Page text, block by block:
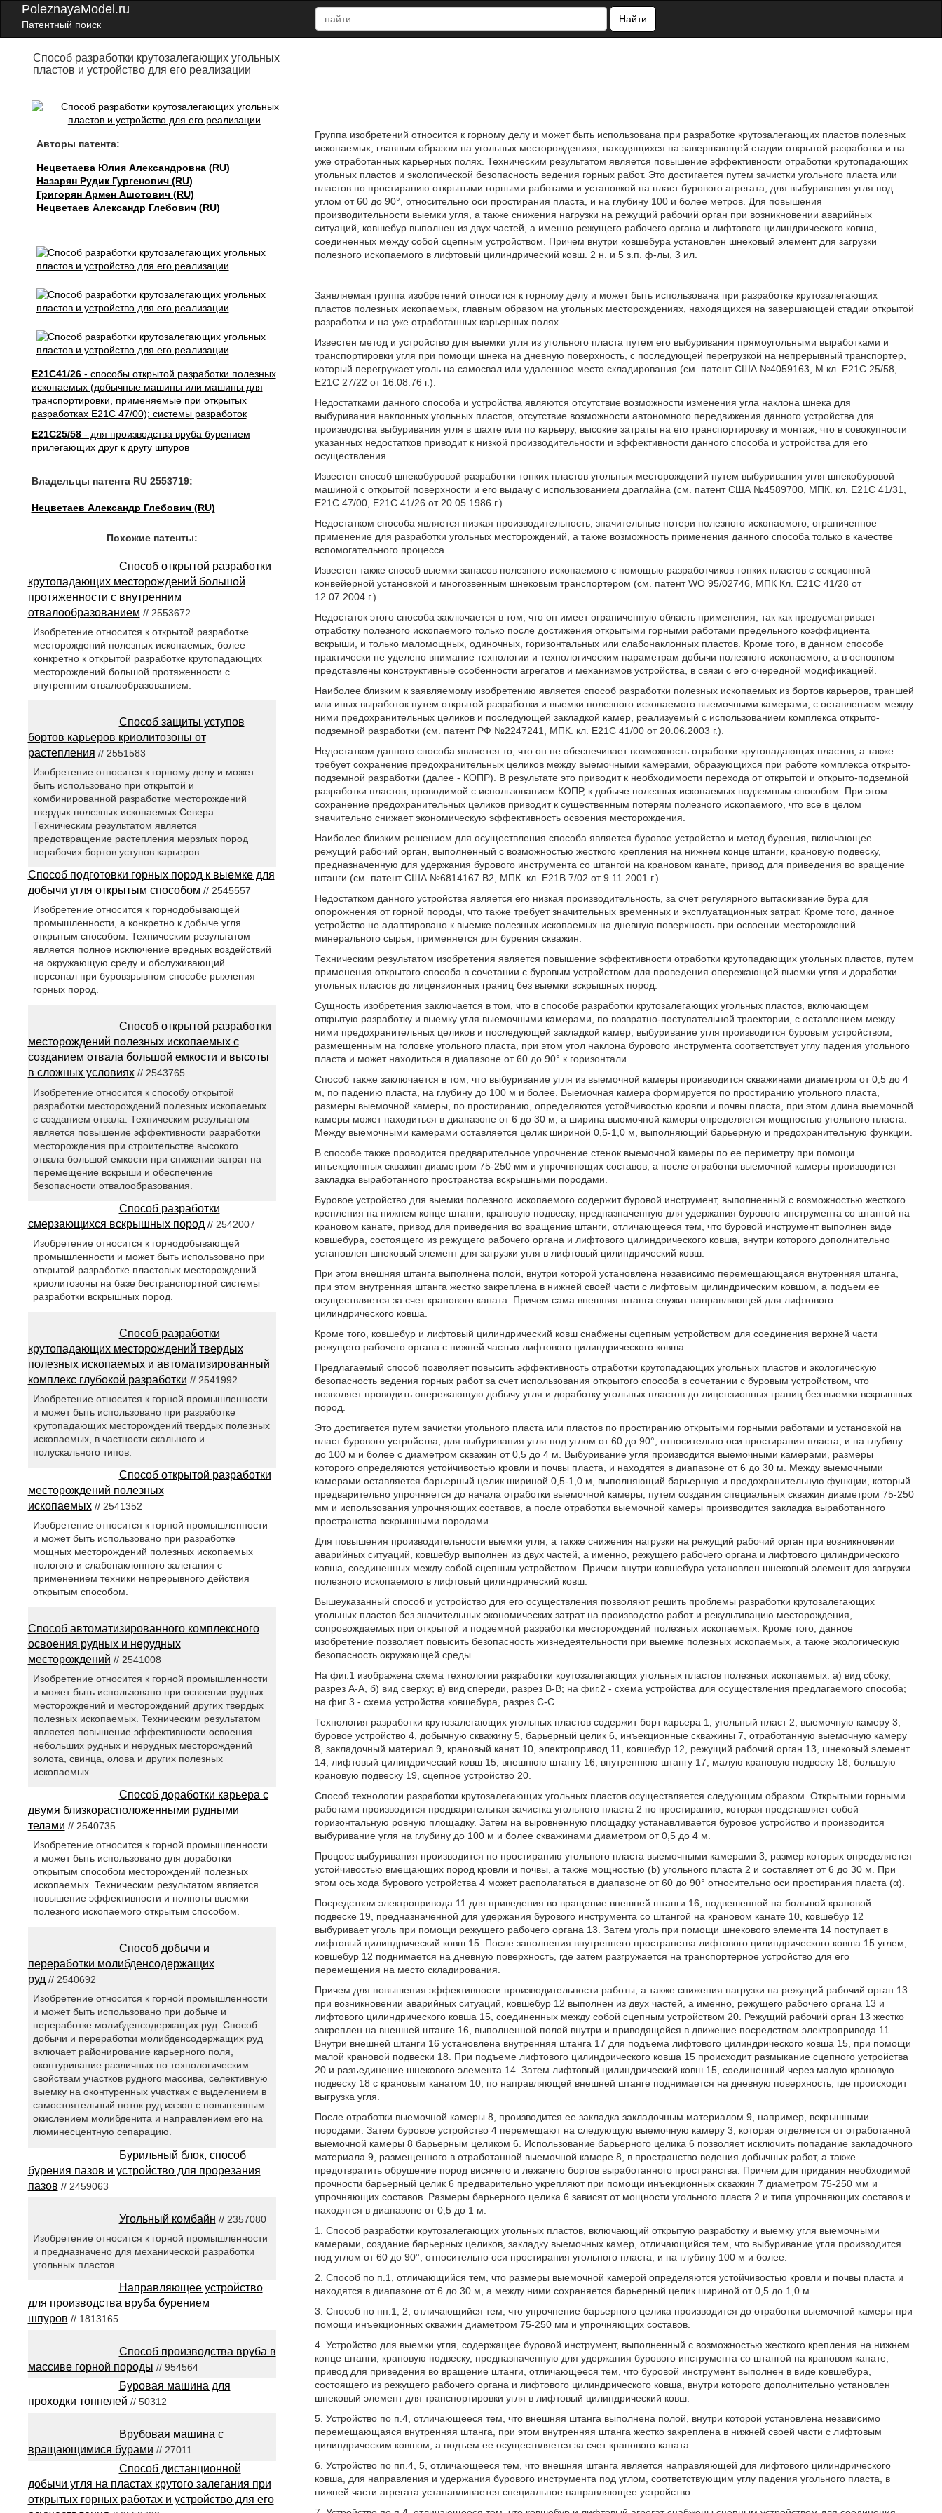
PoleznayaModel.ru
Патентный поиск
Найти
Способ разработки крутозалегающих угольных
пластов и устройство для его реализации
Авторы патента:
Нецветаева Юлия Александровна (RU)
Назарян Рудик Гургенович (RU)
Григорян Армен Ашотович (RU)
Нецветаев Александр Глебович (RU)
E21C41/26- способы открытой разработки полезных
ископаемых (добычные машины или машины для
транспортировки, применяемые при открытых
разработках E21C 47/00); системы разработок
E21C25/58- для производства вруба бурением
прилегающих друг к другу шпуров
Владельцы патента RU 2553719:
Нецветаев Александр Глебович (RU)
Группа изобретений относится к горному делу и может быть использована при разработке крутозалегающих пластов полезных
ископаемых, главным образом на угольных месторождениях, находящихся на завершающей стадии открытой разработки и на
уже отработанных карьерных полях. Техническим результатом является повышение эффективности отработки крутопадающих
угольных пластов и экологической безопасность ведения горных работ. Это достигается путем зачистки угольного пласта или
пластов по простиранию открытыми горными работами и установкой на пласт бурового агрегата, для выбуривания угля под
углом от 60 до 90°, относительно оси простирания пласта, и на глубину 100 и более метров. Для повышения
производительности выемки угля, а также снижения нагрузки на режущий рабочий орган при возникновении аварийных
ситуаций, ковшебур выполнен из двух частей, а именно режущего рабочего органа и лифтового цилиндрического ковша,
соединенных между собой сцепным устройством. Причем внутри ковшебура установлен шнековый элемент для загрузки
полезного ископаемого в лифтовый цилиндрический ковш. 2 н. и 5 з.п. ф-лы, 3 ил.
Заявляемая группа изобретений относится к горному делу и может быть использована при разработке крутозалегающих
пластов полезных ископаемых, главным образом на угольных месторождениях, находящихся на завершающей стадии открытой
разработки и на уже отработанных карьерных полях.
Известен метод и устройство для выемки угля из угольного пласта путем его выбуривания прямоугольными выработками и
транспортировки угля при помощи шнека на дневную поверхность, с последующей перегрузкой на непрерывный транспортер,
который перегружает уголь на самосвал или удаленное место складирования (см. патент США №4059163, М.кл. E21C 25/58,
E21C 27/22 от 16.08.76 г.).
Недостатками данного способа и устройства являются отсутствие возможности изменения угла наклона шнека для
выбуривания наклонных угольных пластов, отсутствие возможности автономного передвижения данного устройства для
производства выбуривания угля в шахте или по карьеру, высокие затраты на его транспортировку и монтаж, что в совокупности
указанных недостатков приводит к низкой производительности и эффективности данного способа и устройства для его
осуществления.
Известен способ шнекобуровой разработки тонких пластов угольных месторождений путем выбуривания угля шнекобуровой
машиной с открытой поверхности и его выдачу с использованием драглайна (см. патент США №4589700, МПК. кл. E21C 41/31,
E21C 47/00, E21C 41/26 от 20.05.1986 г.).
Недостатком способа является низкая производительность, значительные потери полезного ископаемого, ограниченное
применение для разработки угольных месторождений, а также возможность применения данного способа только в качестве
вспомогательного процесса.
Известен также способ выемки запасов полезного ископаемого с помощью разработчиков тонких пластов с секционной
конвейерной установкой и многозвенным шнековым транспортером (см. патент WO 95/02746, МПК Кл. E21C 41/28 от
12.07.2004 г.).
Недостаток этого способа заключается в том, что он имеет ограниченную область применения, так как предусматривает
отработку полезного ископаемого только после достижения открытыми горными работами предельного коэффициента
вскрыши, и только маломощных, одиночных, горизонтальных или слабонаклонных пластов. Кроме того, в данном способе
практически не уделено внимание технологии и технологическим параметрам добычи полезного ископаемого, а в основном
представлены конструктивные особенности агрегатов и механизмов устройства, в связи с его очередной модификацией.
Наиболее близким к заявляемому изобретению является способ разработки полезных ископаемых из бортов карьеров, траншей
или иных выработок путем открытой разработки и выемки полезного ископаемого выемочными камерами, с оставлением между
ними предохранительных целиков и последующей закладкой камер, реализуемый с использованием комплекса открыто-
подземной разработки (см. патент РФ №2247241, МПК. кл. E21C 41/00 от 20.06.2003 г.).
Недостатком данного способа является то, что он не обеспечивает возможность отработки крутопадающих пластов, а также
требует сохранение предохранительных целиков между выемочными камерами, образующихся при работе комплекса открыто-
подземной разработки (далее - КОПР). В результате это приводит к необходимости перехода от открытой и открыто-подземной
разработки пластов, проводимой с использованием КОПР, к добыче полезных ископаемых подземным способом. При этом
сохранение предохранительных целиков приводит к существенным потерям полезного ископаемого, что все в целом
значительно снижает экономическую эффективность освоения месторождения.
Наиболее близким решением для осуществления способа является буровое устройство и метод бурения, включающее
режущий рабочий орган, выполненный с возможностью жесткого крепления на нижнем конце штанги, крановую подвеску,
предназначенную для удержания бурового инструмента со штангой на крановом канате, привод для приведения во вращение
штанги (см. патент США №6814167 B2, МПК. кл. E21B 7/02 от 9.11.2001 г.).
Недостатком данного устройства является его низкая производительность, за счет регулярного вытаскивание бура для
опорожнения от горной породы, что также требует значительных временных и эксплуатационных затрат. Кроме того, данное
устройство не адаптировано к выемке полезных ископаемых на дневную поверхность при освоении месторождений
минерального сырья, применяется для бурения скважин.
Техническим результатом изобретения является повышение эффективности отработки крутопадающих угольных пластов, путем
применения открытого способа в сочетании с буровым устройством для проведения опережающей выемки угля и доработки
угольных пластов до лицензионных границ без выемки вскрышных пород.
Сущность изобретения заключается в том, что в способе разработки крутозалегающих угольных пластов, включающем
открытую разработку и выемку угля выемочными камерами, по возвратно-поступательной траектории, с оставлением между
ними предохранительных целиков и последующей закладкой камер, выбуривание угля производится буровым устройством,
размещенным на головке угольного пласта, при этом угол наклона бурового инструмента соответствует углу падения угольного
пласта и может находиться в диапазоне от 60 до 90° к горизонтали.
Способ также заключается в том, что выбуривание угля из выемочной камеры производится скважинами диаметром от 0,5 до 4
м, по падению пласта, на глубину до 100 м и более. Выемочная камера формируется по простиранию угольного пласта,
размеры выемочной камеры, по простиранию, определяются устойчивостью кровли и почвы пласта, при этом длина выемочной
камеры может находиться в диапазоне от 6 до 30 м, а ширина выемочной камеры определяется мощностью угольного пласта.
Между выемочными камерами оставляется целик шириной 0,5-1,0 м, выполняющий барьерную и предохранительную функции.
В способе также проводится предварительное упрочнение стенок выемочной камеры по ее периметру при помощи
инъекционных скважин диаметром 75-250 мм и упрочняющих составов, а после отработки выемочной камеры производится
закладка выработанного пространства вскрышными породами.
Буровое устройство для выемки полезного ископаемого содержит буровой инструмент, выполненный с возможностью жесткого
крепления на нижнем конце штанги, крановую подвеску, предназначенную для удержания бурового инструмента со штангой на
крановом канате, привод для приведения во вращение штанги, отличающееся тем, что буровой инструмент выполнен виде
ковшебура, состоящего из режущего рабочего органа и лифтового цилиндрического ковша, внутри которого дополнительно
установлен шнековый элемент для загрузки угля в лифтовый цилиндрический ковш.
При этом внешняя штанга выполнена полой, внутри которой установлена независимо перемещающаяся внутренняя штанга,
при этом внутренняя штанга жестко закреплена в нижней своей части с лифтовым цилиндрическим ковшом, а подъем ее
осуществляется за счет кранового каната. Причем сама внешняя штанга служит направляющей для лифтового
цилиндрического ковша.
Кроме того, ковшебур и лифтовый цилиндрический ковш снабжены сцепным устройством для соединения верхней части
режущего рабочего органа с нижней частью лифтового цилиндрического ковша.
Предлагаемый способ позволяет повысить эффективность отработки крутопадающих угольных пластов и экологическую
безопасность ведения горных работ за счет использования открытого способа в сочетании с буровым устройством, что
позволяет проводить опережающую добычу угля и доработку угольных пластов до лицензионных границ без выемки вскрышных
пород.
Это достигается путем зачистки угольного пласта или пластов по простиранию открытыми горными работами и установкой на
пласт бурового устройства, для выбуривания угля под углом от 60 до 90°, относительно оси простирания пласта, и на глубину
до 100 м и более с диаметром скважин от 0,5 до 4 м. Выбуривание угля производится выемочными камерами, размеры
которого определяются устойчивостью кровли и почвы пласта, и находятся в диапазоне от 6 до 30 м. Между выемочными
камерами оставляется барьерный целик шириной 0,5-1,0 м, выполняющий барьерную и предохранительную функции, который
предварительно упрочняется до начала отработки выемочной камеры, путем создания специальных скважин диаметром 75-250
мм и использования упрочняющих составов, а после отработки выемочной камеры производится закладка выработанного
пространства вскрышными породами.
Для повышения производительности выемки угля, а также снижения нагрузки на режущий рабочий орган при возникновении
аварийных ситуаций, ковшебур выполнен из двух частей, а именно, режущего рабочего органа и лифтового цилиндрического
ковша, соединенных между собой сцепным устройством. Причем внутри ковшебура установлен шнековый элемент для загрузки
полезного ископаемого в лифтовый цилиндрический ковш.
Вышеуказанный способ и устройство для его осуществления позволяют решить проблемы разработки крутозалегающих
угольных пластов без значительных экономических затрат на производство работ и рекультивацию месторождения,
сопровождаемых при открытой и подземной разработки месторождений полезных ископаемых. Кроме того, данное
изобретение позволяет повысить безопасность жизнедеятельности при выемке полезных ископаемых, а также экологическую
безопасность окружающей среды.
На фиг.1 изображена схема технологии разработки крутозалегающих угольных пластов полезных ископаемых: а) вид сбоку,
разрез А-А, б) вид сверху; в) вид спереди, разрез В-В; на фиг.2 - схема устройства для осуществления предлагаемого способа;
на фиг 3 - схема устройства ковшебура, разрез С-С.
Технология разработки крутозалегающих угольных пластов содержит борт карьера 1, угольный пласт 2, выемочную камеру 3,
буровое устройство 4, добычную скважину 5, барьерный целик 6, инъекционные скважины 7, отработанную выемочную камеру
8, закладочный материал 9, крановый канат 10, электропривод 11, ковшебур 12, режущий рабочий орган 13, шнековый элемент
14, лифтовый цилиндрический ковш 15, внешнюю штангу 16, внутреннюю штангу 17, малую крановую подвеску 18, большую
крановую подвеску 19, сцепное устройство 20.
Способ технологии разработки крутозалегающих угольных пластов осуществляется следующим образом. Открытыми горными
работами производится предварительная зачистка угольного пласта 2 по простиранию, которая представляет собой
горизонтальную ровную площадку. Затем на выровненную площадку устанавливается буровое устройство и производится
выбуривание угля на глубину до 100 м и более скважинами диаметром от 0,5 до 4 м.
Процесс выбуривания производится по простиранию угольного пласта выемочными камерами 3, размер которых определяется
устойчивостью вмещающих пород кровли и почвы, а также мощностью (b) угольного пласта 2 и составляет от 6 до 30 м. При
этом ось хода бурового устройства 4 может располагаться в диапазоне от 60 до 90° относительно оси простирания пласта (α).
Посредством электропривода 11 для приведения во вращение внешней штанги 16, подвешенной на большой крановой
подвеске 19, предназначенной для удержания бурового инструмента со штангой на крановом канате 10, ковшебур 12
выбуривает уголь при помощи режущего рабочего органа 13. Затем уголь при помощи шнекового элемента 14 поступает в
лифтовый цилиндрический ковш 15. После заполнения внутреннего пространства лифтового цилиндрического ковша 15 углем,
ковшебур 12 поднимается на дневную поверхность, где затем разгружается на транспортерное устройство для его
перемещения на место складирования.
Причем для повышения эффективности производительности работы, а также снижения нагрузки на режущий рабочий орган 13
при возникновении аварийных ситуаций, ковшебур 12 выполнен из двух частей, а именно, режущего рабочего органа 13 и
лифтового цилиндрического ковша 15, соединенных между собой сцепным устройством 20. Режущий рабочий орган 13 жестко
закреплен на внешней штанге 16, выполненной полой внутри и приводящейся в движение посредством электропривода 11.
Внутри внешней штанги 16 установлена внутренняя штанга 17 для подъема лифтового цилиндрического ковша 15, при помощи
малой крановой подвески 18. При подъеме лифтового цилиндрического ковша 15 происходит размыкание сцепного устройства
20 и разъединение шнекового элемента 14. Затем лифтовый цилиндрический ковш 15, соединенный через малую крановую
подвеску 18 с крановым канатом 10, по направляющей внешней штанге поднимается на дневную поверхность, где происходит
выгрузка угля.
После отработки выемочной камеры 8, производится ее закладка закладочным материалом 9, например, вскрышными
породами. Затем буровое устройство 4 перемещают на следующую выемочную камеру 3, которая отделяется от отработанной
выемочной камеры 8 барьерным целиком 6. Использование барьерного целика 6 позволяет исключить попадание закладочного
материала 9, размещенного в отработанной выемочной камере 8, в пространство ведения добычных работ, а также
предотвратить обрушение пород висячего и лежачего бортов выработанного пространства. Причем для придания необходимой
прочности барьерный целик 6 предварительно укрепляют при помощи инъекционных скважин 7 диаметром 75-250 мм и
упрочняющих составов. Размеры барьерного целика 6 зависят от мощности угольного пласта 2 и типа упрочняющих составов и
находятся в диапазоне от 0,5 до 1 м.
1. Способ разработки крутозалегающих угольных пластов, включающий открытую разработку и выемку угля выемочными
камерами, создание барьерных целиков, закладку выемочных камер, отличающийся тем, что выбуривание угля производится
под углом от 60 до 90°, относительно оси простирания угольного пласта, и на глубину 100 м и более.
2. Способ по п.1, отличающийся тем, что размеры выемочной камерой определяются устойчивостью кровли и почвы пласта и
находятся в диапазоне от 6 до 30 м, а между ними сохраняется барьерный целик шириной от 0,5 до 1,0 м.
3. Способ по пп.1, 2, отличающийся тем, что упрочнение барьерного целика производится до отработки выемочной камеры при
помощи инъекционных скважин диаметром 75-250 мм и упрочняющих составов.
4. Устройство для выемки угля, содержащее буровой инструмент, выполненный с возможностью жесткого крепления на нижнем
конце штанги, крановую подвеску, предназначенную для удержания бурового инструмента со штангой на крановом канате,
привод для приведения во вращение штанги, отличающееся тем, что буровой инструмент выполнен в виде ковшебура,
состоящего из режущего рабочего органа и лифтового цилиндрического ковша, внутри которого дополнительно установлен
шнековый элемент для транспортировки угля в лифтовый цилиндрический ковш.
5. Устройство по п.4, отличающееся тем, что внешняя штанга выполнена полой, внутри которой установлена независимо
перемещающаяся внутренняя штанга, при этом внутренняя штанга жестко закреплена в нижней своей части с лифтовым
цилиндрическим ковшом, а подъем ее осуществляется за счет кранового каната.
6. Устройство по пп.4, 5, отличающееся тем, что внешняя штанга является направляющей для лифтового цилиндрического
ковша, для направления и удержания бурового инструмента под углом, соответствующим углу падения угольного пласта, в
нижней части агрегата устанавливается специальное направляющее устройство.
Похожие патенты:
Способ открытой разработки
крутопадающих месторождений большой
протяженности с внутренним
отвалообразованием // 2553672
Изобретение относится к открытой разработке
месторождений полезных ископаемых, более
конкретно к открытой разработке крутопадающих
месторождений большой протяженности с
внутренним отвалообразованием.
Способ защиты уступов
бортов карьеров криолитозоны от
растепления // 2551583
Изобретение относится к горному делу и может
быть использовано при открытой и
комбинированной разработке месторождений
твердых полезных ископаемых Севера.
Техническим результатом является
предотвращение растепления мерзлых пород
нерабочих бортов уступов карьеров.
Способ подготовки горных пород к выемке для
добычи угля открытым способом // 2545557
Изобретение относится к горнодобывающей
промышленности, а конкретно к добыче угля
открытым способом. Техническим результатом
является полное исключение вредных воздействий
на окружающую среду и обслуживающий
персонал при буровзрывном способе рыхления
горных пород.
Способ открытой разработки
месторождений полезных ископаемых с
созданием отвала большой емкости и высоты
в сложных условиях// 2543765
Изобретение относится к способу открытой
разработки месторождений полезных ископаемых
с созданием отвала. Техническим результатом
является повышение эффективности разработки
месторождения при строительстве высокого
отвала большой емкости при снижении затрат на
перемещение вскрыши и обеспечение
безопасности отвалообразования.
Способ разработки
смерзающихся вскрышных пород // 2542007
Изобретение относится к горнодобывающей
промышленности и может быть использовано при
открытой разработке пластовых месторождений
криолитозоны на базе бестранспортной системы
разработки вскрышных пород.
Способ разработки
крутопадающих месторождений твердых
полезных ископаемых и автоматизированный
комплекс глубокой разработки // 2541992
Изобретение относится к горной промышленности
и может быть использовано при разработке
крутопадающих месторождений твердых полезных
ископаемых, в частности скального и
полускального типов.
Способ открытой разработки
месторождений полезных
ископаемых// 2541352
Изобретение относится к горной промышленности
и может быть использовано при разработке
мощных месторождений полезных ископаемых
пологого и слабонаклонного залегания с
применением техники непрерывного действия
открытым способом.
Способ автоматизированного комплексного
освоения рудных и нерудных
месторождений // 2541008
Изобретение относится к горной промышленности
и может быть использовано при освоении рудных
месторождений и месторождений других твердых
полезных ископаемых. Техническим результатом
является повышение эффективности освоения
небольших рудных и нерудных месторождений
золота, свинца, олова и других полезных
ископаемых.
Способ доработки карьера с
двумя близкорасположенными рудными
телами // 2540735
Изобретение относится к горной промышленности
и может быть использовано для доработки
открытым способом месторождений полезных
ископаемых. Техническим результатом является
повышение эффективности и полноты выемки
полезного ископаемого открытым способом.
Способ добычи и
переработки молибденсодержащих
руд// 2540692
Изобретение относится к горной промышленности
и может быть использовано при добыче и
переработке молибденсодержащих руд. Способ
добычи и переработки молибденсодержащих руд
включает районирование карьерного поля,
оконтуривание различных по технологическим
свойствам участков рудного массива, селективную
выемку на оконтуренных участках с выделением в
самостоятельный поток руд из зон с повышенным
окислением молибденита и направлением его на
люминесцентную сепарацию.
Бурильный блок, способ
бурения пазов и устройство для прорезания
пазов // 2459063
Угольный комбайн // 2357080
Изобретение относится к горной промышленности
и предназначено для механической разработки
угольных пластов. .
Направляющее устройство
для производства вруба бурением
шпуров // 1813165
Способ производства вруба в
массиве горной породы // 954564
Буровая машина для
проходки тоннелей // 50312
Врубовая машина с
вращающимися бурами // 27011
Способ дистанционной
добычи угля на пластах крутого залегания при
открытых горных работах и устройство для его